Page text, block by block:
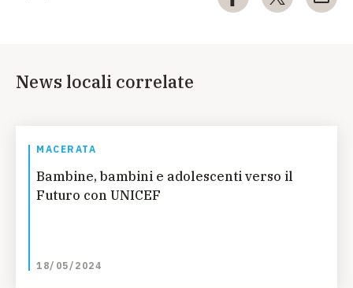
News locali correlate
MACERATA
Bambine, bambini e adolescenti verso il
Futuro con UNICEF
18/05/2024